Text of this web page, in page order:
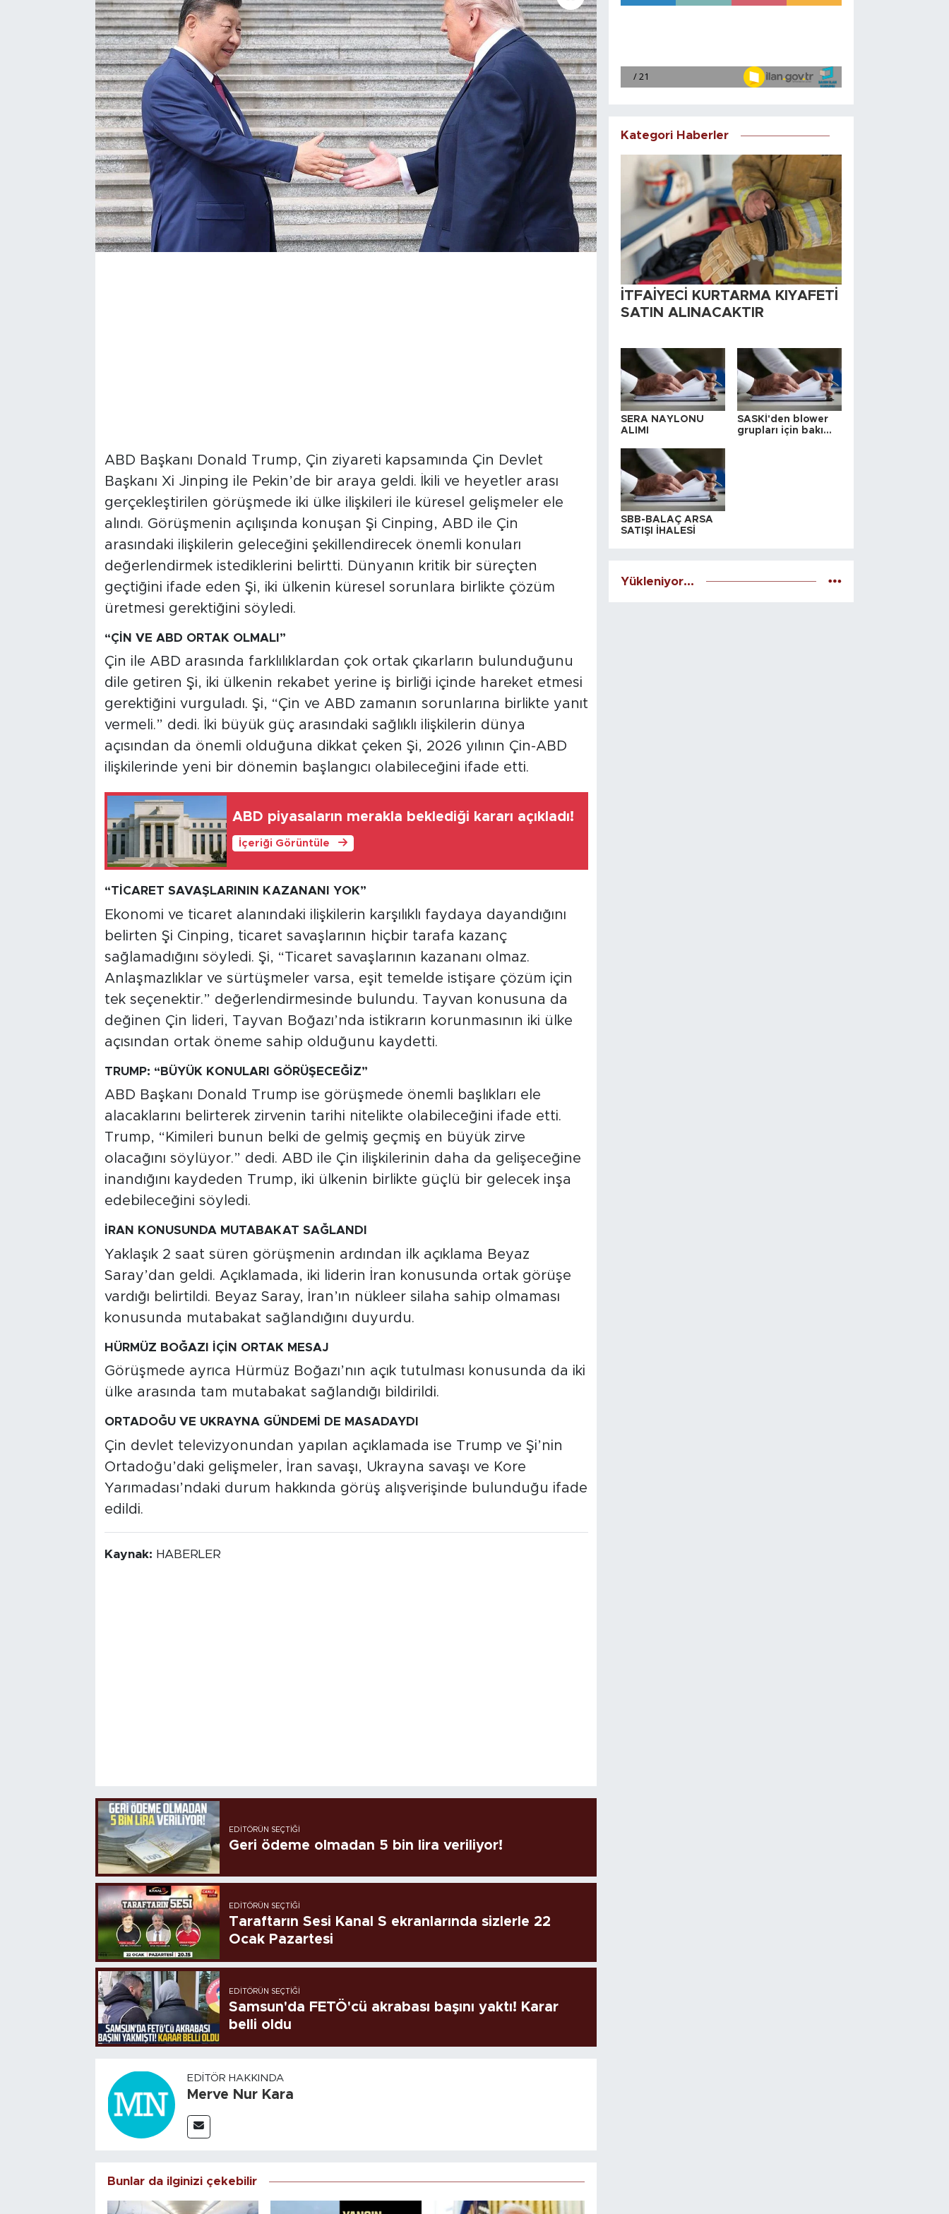
ABD Başkanı Donald Trump, Çin ziyareti kapsamında Çin Devlet
Başkanı Xi Jinping ile Pekin’de bir araya geldi. İkili ve heyetler arası
gerçekleştirilen görüşmede iki ülke ilişkileri ile küresel gelişmeler ele
alındı. Görüşmenin açılışında konuşan Şi Cinping, ABD ile Çin
arasındaki ilişkilerin geleceğini şekillendirecek önemli konuları
değerlendirmek istediklerini belirtti. Dünyanın kritik bir süreçten
geçtiğini ifade eden Şi, iki ülkenin küresel sorunlara birlikte çözüm
üretmesi gerektiğini söyledi.
“ÇİN VE ABD ORTAK OLMALI”
Çin ile ABD arasında farklılıklardan çok ortak çıkarların bulunduğunu
dile getiren Şi, iki ülkenin rekabet yerine iş birliği içinde hareket etmesi
gerektiğini vurguladı. Şi, “Çin ve ABD zamanın sorunlarına birlikte yanıt
vermeli.” dedi. İki büyük güç arasındaki sağlıklı ilişkilerin dünya
açısından da önemli olduğuna dikkat çeken Şi, 2026 yılının Çin-ABD
ilişkilerinde yeni bir dönemin başlangıcı olabileceğini ifade etti.
ABD piyasaların merakla beklediği kararı açıkladı!
İçeriği Görüntüle
“TİCARET SAVAŞLARININ KAZANANI YOK”
Ekonomi ve ticaret alanındaki ilişkilerin karşılıklı faydaya dayandığını
belirten Şi Cinping, ticaret savaşlarının hiçbir tarafa kazanç
sağlamadığını söyledi. Şi, “Ticaret savaşlarının kazananı olmaz.
Anlaşmazlıklar ve sürtüşmeler varsa, eşit temelde istişare çözüm için
tek seçenektir.” değerlendirmesinde bulundu. Tayvan konusuna da
değinen Çin lideri, Tayvan Boğazı’nda istikrarın korunmasının iki ülke
açısından ortak öneme sahip olduğunu kaydetti.
TRUMP: “BÜYÜK KONULARI GÖRÜŞECEĞİZ”
ABD Başkanı Donald Trump ise görüşmede önemli başlıkları ele
alacaklarını belirterek zirvenin tarihi nitelikte olabileceğini ifade etti.
Trump, “Kimileri bunun belki de gelmiş geçmiş en büyük zirve
olacağını söylüyor.” dedi. ABD ile Çin ilişkilerinin daha da gelişeceğine
inandığını kaydeden Trump, iki ülkenin birlikte güçlü bir gelecek inşa
edebileceğini söyledi.
İRAN KONUSUNDA MUTABAKAT SAĞLANDI
Yaklaşık 2 saat süren görüşmenin ardından ilk açıklama Beyaz
Saray’dan geldi. Açıklamada, iki liderin İran konusunda ortak görüşe
vardığı belirtildi. Beyaz Saray, İran’ın nükleer silaha sahip olmaması
konusunda mutabakat sağlandığını duyurdu.
HÜRMÜZ BOĞAZI İÇİN ORTAK MESAJ
Görüşmede ayrıca Hürmüz Boğazı’nın açık tutulması konusunda da iki
ülke arasında tam mutabakat sağlandığı bildirildi.
ORTADOĞU VE UKRAYNA GÜNDEMİ DE MASADAYDI
Çin devlet televizyonundan yapılan açıklamada ise Trump ve Şi’nin
Ortadoğu’daki gelişmeler, İran savaşı, Ukrayna savaşı ve Kore
Yarımadası’ndaki durum hakkında görüş alışverişinde bulunduğu ifade
edildi.
Kaynak: HABERLER
EDITÖRÜN SEÇTIĞI
Geri ödeme olmadan 5 bin lira veriliyor!
EDITÖRÜN SEÇTIĞI
Taraftarın Sesi Kanal S ekranlarında sizlerle 22
Ocak Pazartesi
EDITÖRÜN SEÇTIĞI
Samsun'da FETÖ'cü akrabası başını yaktı! Karar
belli oldu
EDITÖR HAKKINDA
Merve Nur Kara
Bunlar da ilginizi çekebilir
Kategori Haberler
İTFAİYECİ KURTARMA KIYAFETİ
SATIN ALINACAKTIR
SERA NAYLONU
ALIMI
SASKİ'den blower
grupları için bakım
SBB-BALAÇ ARSA
SATIŞI İHALESİ
Yükleniyor...